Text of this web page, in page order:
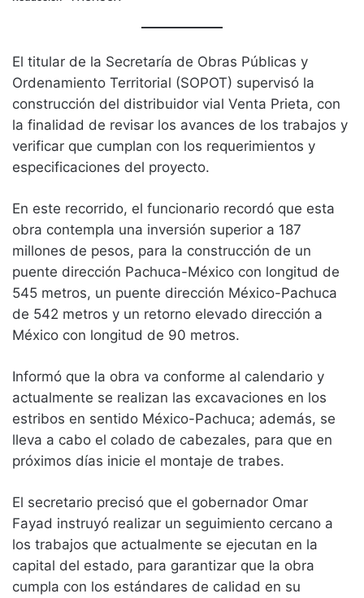
El titular de la Secretaría de Obras Públicas y
Ordenamiento Territorial (SOPOT) supervisó la
construcción del distribuidor vial Venta Prieta, con
la finalidad de revisar los avances de los trabajos y
verificar que cumplan con los requerimientos y
especificaciones del proyecto.
En este recorrido, el funcionario recordó que esta
obra contempla una inversión superior a 187
millones de pesos, para la construcción de un
puente dirección Pachuca-México con longitud de
545 metros, un puente dirección México-Pachuca
de 542 metros y un retorno elevado dirección a
México con longitud de 90 metros.
Informó que la obra va conforme al calendario y
actualmente se realizan las excavaciones en los
estribos en sentido México-Pachuca; además, se
lleva a cabo el colado de cabezales, para que en
próximos días inicie el montaje de trabes.
El secretario precisó que el gobernador Omar
Fayad instruyó realizar un seguimiento cercano a
los trabajos que actualmente se ejecutan en la
capital del estado, para garantizar que la obra
cumpla con los estándares de calidad en su